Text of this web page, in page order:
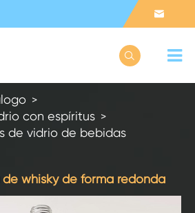


con espíritus
de vidrio de bebidas
whisky de forma redonda